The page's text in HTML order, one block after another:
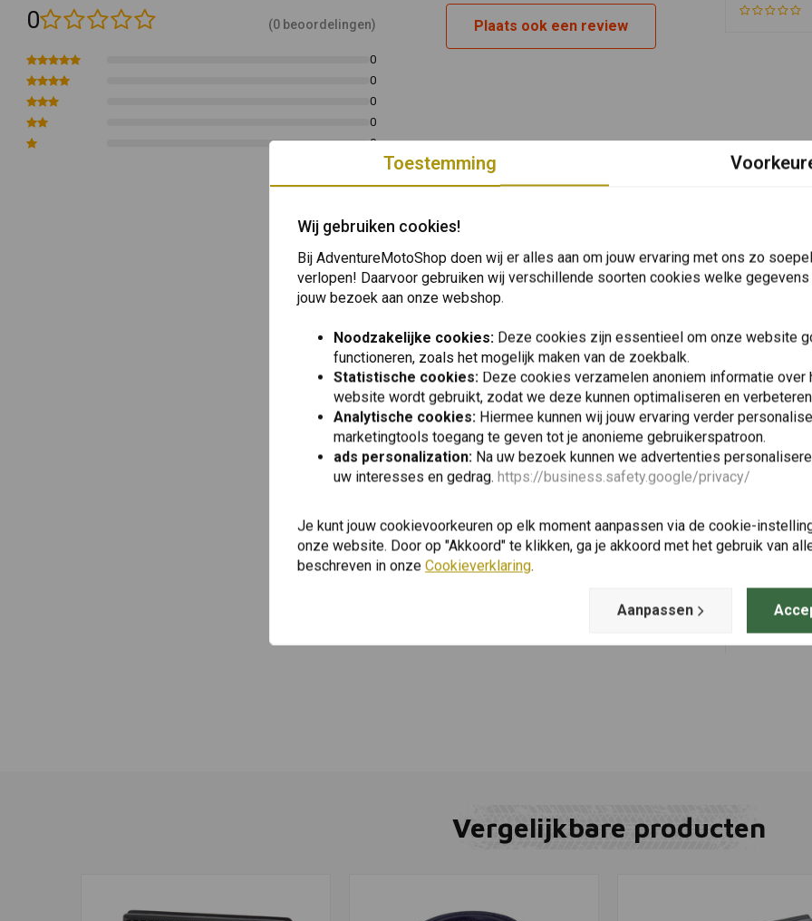
BMW 2013 1170
Luchtgekoeld
BMW
1170
BMW
1170
BMW
1170
BMW
1172
Artikelnummer:
0 (0 beoordelingen)
0
0
0
0
0
Plaats ook een review
GS ('04-
€16,65
Vergelijkbare producten
Toestemming
Wij gebruiken cookies!
Bij AdventureMotoShop doen wij er alles aan om jouw ervaring met ons zo
verlopen! Daarvoor gebruiken wij verschillende soorten cookies welke
jouw bezoek aan onze webshop.
Noodzakelijke cookies: Deze cookies zijn essentieel om onze website
functioneren, zoals het mogelijk maken van de zoekbalk.
Statistische cookies: Deze cookies verzamelen anoniem informatie over
website wordt gebruikt, zodat we deze kunnen optimaliseren en
Analytische cookies: Hiermee kunnen wij jouw ervaring verder
marketingtools toegang te geven tot je anonieme gebruikerspatroon.
ads personalization: Na uw bezoek kunnen we advertenties
uw interesses en gedrag. https://business.safety.google/privacy/
Je kunt jouw cookievoorkeuren op elk moment aanpassen via de cookie-
onze website. Door op "Akkoord" te klikken, ga je akkoord met het gebruik van
beschreven in onze Cookieverklaring.
Aanpassen